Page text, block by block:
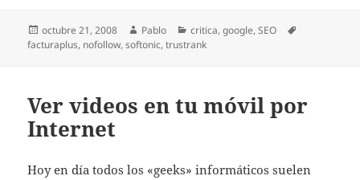
Publicado
el
octubre 21, 2008 Autor
Pablo Categorías
critica,google,SEO
facturaplus, nofollow,softonic,trustrank
Ver videos en tu móvil por
Internet
Hoy en día todos los «geeks» informáticos suelen